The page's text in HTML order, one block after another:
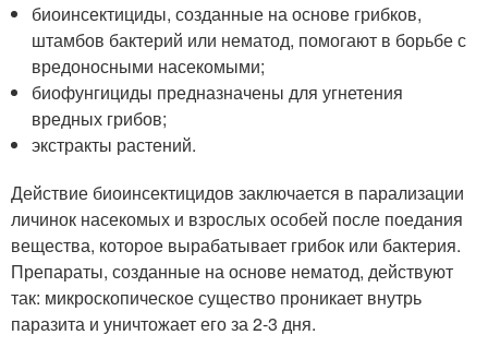
биоинсектициды, созданные на основе грибков,
штамбов бактерий или нематод, помогают в борьбе с
вредоносными насекомыми;
биофунгициды предназначены для угнетения
вредных грибов;
экстракты растений.
Действие биоинсектицидов заключается в парализации
личинок насекомых и взрослых особей после поедания
вещества, которое вырабатывает грибок или бактерия.
Препараты, созданные на основе нематод, действуют
так: микроскопическое существо проникает внутрь
паразита и уничтожает его за 2-3 дня.